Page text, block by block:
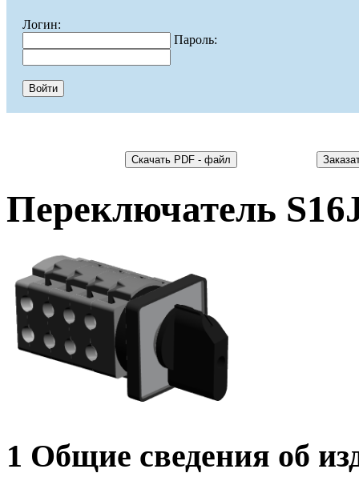
Логин:
Пароль:
Переключатель
1 Общие сведения об